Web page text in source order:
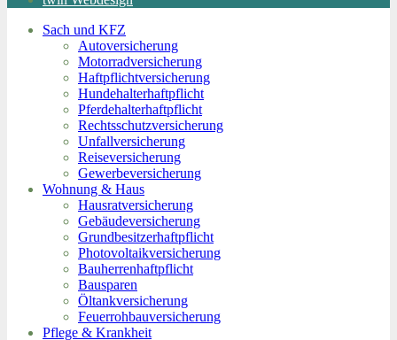
Sach und KFZ
Autoversicherung
Motorradversicherung
Haftpflichtversicherung
Hundehalterhaftpflicht
Pferdehalterhaftpflicht
Rechtsschutzversicherung
Unfallversicherung
Reiseversicherung
Gewerbeversicherung
Wohnung & Haus
Hausratversicherung
Gebäudeversicherung
Grundbesitzerhaftpflicht
Photovoltaikversicherung
Bauherrenhaftpflicht
Bausparen
Öltankversicherung
Feuerrohbauversicherung
Pflege & Krankheit